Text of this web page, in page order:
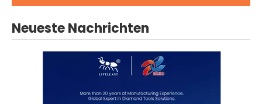
Neueste Nachrichten